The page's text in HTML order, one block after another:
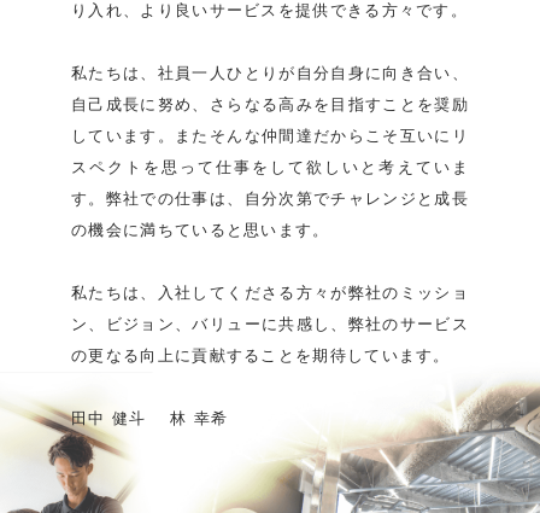
り入れ、より良いサービスを提供できる方々です。
私たちは、社員一人ひとりが自分自身に向き合い、
自己成長に努め、さらなる高みを目指すことを奨励
しています。またそんな仲間達だからこそ互いにリ
スペクトを思って仕事をして欲しいと考えていま
す。弊社での仕事は、自分次第でチャレンジと成長
の機会に満ちていると思います。
私たちは、入社してくださる方々が弊社のミッショ
ン、ビジョン、バリューに共感し、弊社のサービス
の更なる向上に貢献することを期待しています。
田中 健斗 林 幸希